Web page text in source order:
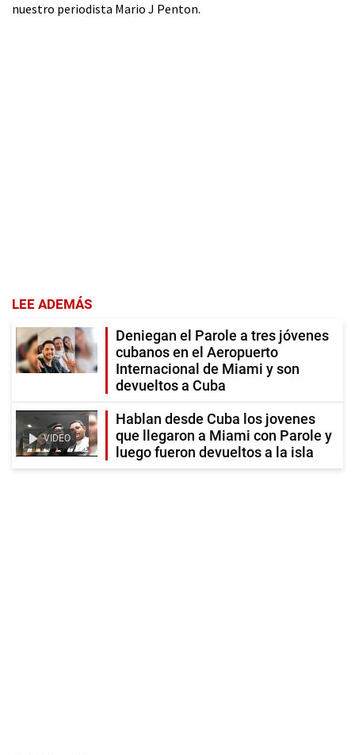
nuestro periodista Mario J Penton.
LEE ADEMÁS
Deniegan el Parole a tres jóvenes
cubanos en el Aeropuerto
Internacional de Miami y son
devueltos a Cuba
VIDEO
Hablan desde Cuba los jovenes
que llegaron a Miami con Parole y
luego fueron devueltos a la isla